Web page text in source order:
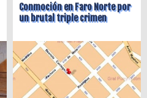
Conmoción en Faro Norte por
un brutal triple crimen